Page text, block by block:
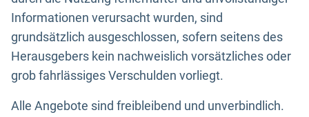
Informationen verursacht wurden, sind
grundsätzlich ausgeschlossen, sofern seitens des
Herausgebers kein nachweislich vorsätzliches oder
grob fahrlässiges Verschulden vorliegt.
Alle Angebote sind freibleibend und unverbindlich.